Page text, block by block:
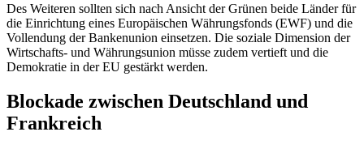
Des Weiteren sollten sich nach Ansicht der Grünen beide Länder für
die Einrichtung eines Europäischen Währungsfonds (EWF) und die
Vollendung der Bankenunion einsetzen. Die soziale Dimension der
Wirtschafts- und Währungsunion müsse zudem vertieft und die
Demokratie in der EU gestärkt werden.
Blockade zwischen Deutschland und
Frankreich